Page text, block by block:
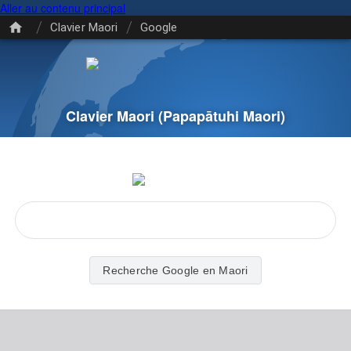
Aller au contenu principal
/ Clavier Maori / Google
Clavier Maori (Papapātuhi Maori)
Recherche Google en Maori